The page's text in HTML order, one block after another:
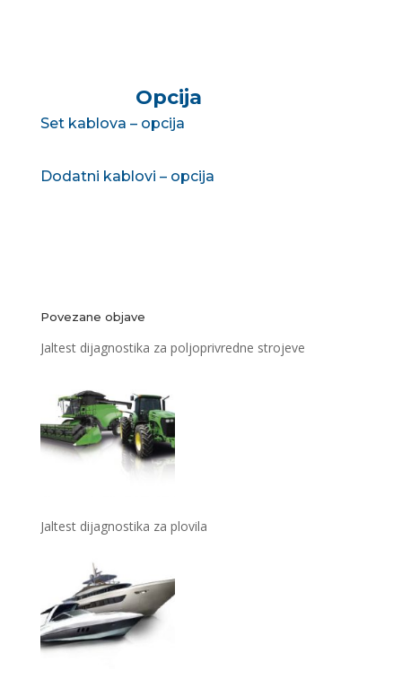
Opcija
Set kablova – opcija
Dodatni kablovi – opcija
Povezane objave
Jaltest dijagnostika za poljoprivredne strojeve
Jaltest dijagnostika za plovila